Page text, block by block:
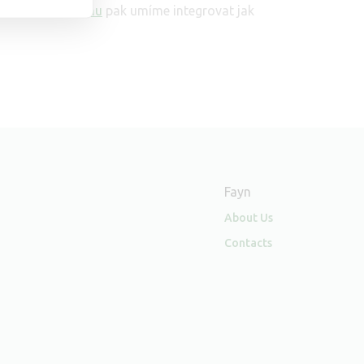
systému pak umíme integrovat jak
Fayn
About Us
Contacts